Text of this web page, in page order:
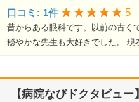
口コミ: 1件 5
昔からある眼科です。以前の古く
穏やかな先生も大好きでした。 現
【病院なびドクタビュ